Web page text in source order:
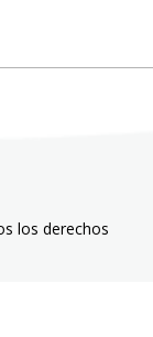
los derechos